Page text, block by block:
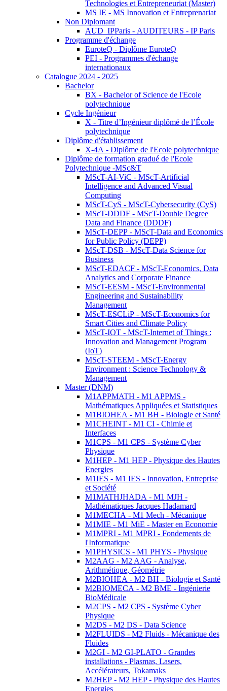
Technologies et Entrepreneuriat (Master)
MS IE - MS Innovation et Entreprenariat
Non Diplomant
AUD_IPParis - AUDITEURS - IP Paris
Programme d'échange
EuroteQ - Diplôme EuroteQ
PEI - Programmes d'échange
internationaux
Catalogue 2024 - 2025
Bachelor
BX - Bachelor of Science de l'Ecole
polytechnique
Cycle Ingénieur
X - Titre d’Ingénieur diplômé de l’École
polytechnique
Diplôme d'établissement
X-4A - Diplôme de l'Ecole polytechnique
Diplôme de formation gradué de l'Ecole
Polytechnique -MSc&T
MScT-AI-ViC - MScT-Artificial
Intelligence and Advanced Visual
Computing
MScT-CyS - MScT-Cybersecurity (CyS)
MScT-DDDF - MScT-Double Degree
Data and Finance (DDDF)
MScT-DEPP - MScT-Data and Economics
for Public Policy (DEPP)
MScT-DSB - MScT-Data Science for
Business
MScT-EDACF - MScT-Economics, Data
Analytics and Corporate Finance
MScT-EESM - MScT-Environmental
Engineering and Sustainability
Management
MScT-ESCLiP - MScT-Economics for
Smart Cities and Climate Policy
MScT-IOT - MScT-Internet of Things :
Innovation and Management Program
(IoT)
MScT-STEEM - MScT-Energy
Environment : Science Technology &
Management
Master (DNM)
M1APPMATH - M1 APPMS -
Mathématiques Appliquées et Statistiques
M1BIOHEA - M1 BH - Biologie et Santé
M1CHEINT - M1 CI - Chimie et
Interfaces
M1CPS - M1 CPS - Système Cyber
Physique
M1HEP - M1 HEP - Physique des Hautes
Energies
M1IES - M1 IES - Innovation, Entreprise
et Société
M1MATHJHADA - M1 MJH -
Mathématiques Jacques Hadamard
M1MECHA - M1 Mech - Mécanique
M1MIE - M1 MiE - Master en Economie
M1MPRI - M1 MPRI - Fondements de
l'Informatique
M1PHYSICS - M1 PHYS - Physique
M2AAG - M2 AAG - Analyse,
Arithmétique, Géométrie
M2BIOHEA - M2 BH - Biologie et Santé
M2BIOMECA - M2 BME - Ingénierie
BioMédicale
M2CPS - M2 CPS - Système Cyber
Physique
M2DS - M2 DS - Data Science
M2FLUIDS - M2 Fluids - Mécanique des
Fluides
M2GI - M2 GI-PLATO - Grandes
installations - Plasmas, Lasers,
Accélérateurs, Tokamaks
M2HEP - M2 HEP - Physique des Hautes
Energies